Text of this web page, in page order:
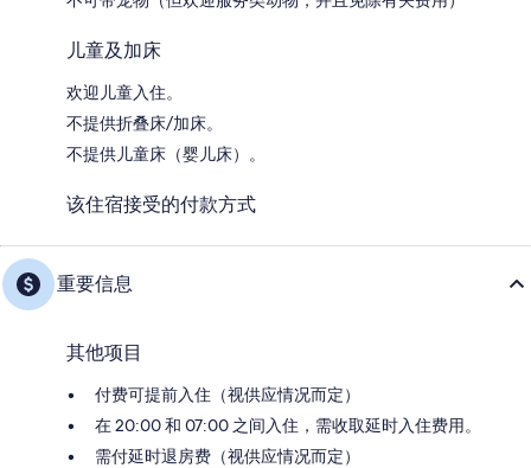
儿童及加床
欢迎儿童入住。
不提供折叠床/加床。
不提供儿童床（婴儿床）。
该住宿接受的付款方式
重要信息
其他项目
付费可提前入住（视供应情况而定）
在 20:00 和 07:00 之间入住，需收取延时入住费用。
需付延时退房费（视供应情况而定）